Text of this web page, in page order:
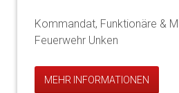
Kommandat, Funktionäre &
Feuerwehr Unken
MEHR INFORMATIONEN